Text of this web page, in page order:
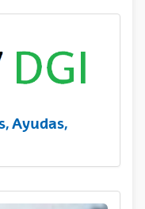
Ayudas,